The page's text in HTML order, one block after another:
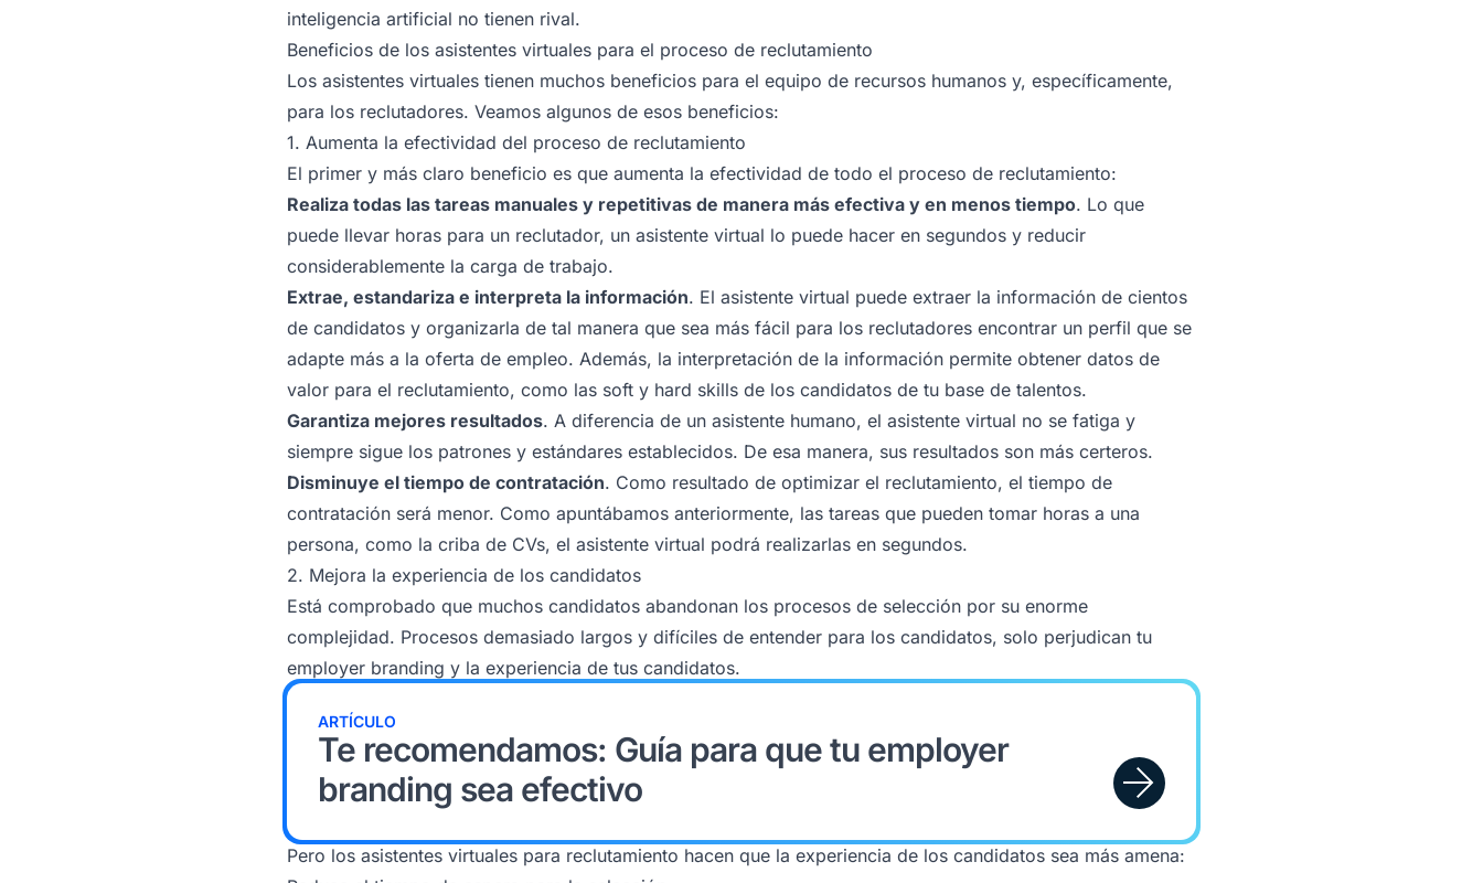
inteligencia artificial no tienen rival.
Beneficios de los asistentes virtuales para el proceso de reclutamiento
Los asistentes virtuales tienen muchos beneficios para el equipo de recursos humanos y, específicamente,
para los reclutadores. Veamos algunos de esos beneficios:
1. Aumenta la efectividad del proceso de reclutamiento
El primer y más claro beneficio es que aumenta la efectividad de todo el proceso de reclutamiento:
Realiza todas las tareas manuales y repetitivas de manera más efectiva y en menos tiempo. Lo que
puede llevar horas para un reclutador, un asistente virtual lo puede hacer en segundos y reducir
considerablemente la carga de trabajo.
Extrae, estandariza e interpreta la información. El asistente virtual puede extraer la información de cientos
de candidatos y organizarla de tal manera que sea más fácil para los reclutadores encontrar un perfil que se
adapte más a la oferta de empleo. Además, la interpretación de la información permite obtener datos de
valor para el reclutamiento, como las soft y hard skills de los candidatos de tu base de talentos.
Garantiza mejores resultados. A diferencia de un asistente humano, el asistente virtual no se fatiga y
siempre sigue los patrones y estándares establecidos. De esa manera, sus resultados son más certeros.
Disminuye el tiempo de contratación. Como resultado de optimizar el reclutamiento, el tiempo de
contratación será menor. Como apuntábamos anteriormente, las tareas que pueden tomar horas a una
persona, como la criba de CVs, el asistente virtual podrá realizarlas en segundos.
2. Mejora la experiencia de los candidatos
Está comprobado que muchos candidatos abandonan los procesos de selección por su enorme
complejidad. Procesos demasiado largos y difíciles de entender para los candidatos, solo perjudican tu
employer branding y la experiencia de tus candidatos.
ARTÍCULO
Te recomendamos: Guía para que tu employer
branding sea efectivo
Pero los asistentes virtuales para reclutamiento hacen que la experiencia de los candidatos sea más amena: